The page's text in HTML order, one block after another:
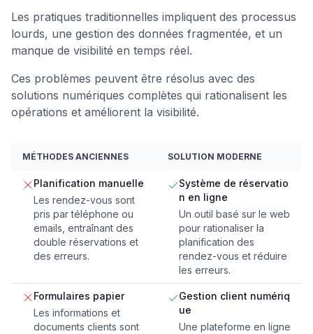
Les pratiques traditionnelles impliquent des processus
lourds, une gestion des données fragmentée, et un
manque de visibilité en temps réel.
Ces problèmes peuvent être résolus avec des
solutions numériques complètes qui rationalisent les
opérations et améliorent la visibilité.
MÉTHODES ANCIENNES SOLUTION MODERNE
Planification manuelle
Les rendez-vous sont
pris par téléphone ou
emails, entraînant des
double réservations et
des erreurs.
Système de réservatio
n en ligne
Un outil basé sur le web
pour rationaliser la
planification des
rendez-vous et réduire
les erreurs.
Formulaires papier
Les informations et
documents clients sont
Gestion client numériq
ue
Une plateforme en ligne